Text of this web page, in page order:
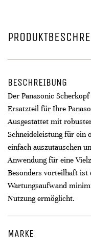
BESCHREIBUNG
Der Panasonic
Ersatzteil für Ihre
Ausgestattet mit
Schneideleistung für ein
einfach auszutauschen
Anwendung für eine
Besonders vorteilhaft ist
Wartungsaufwand
Nutzung ermöglicht.
MARKE